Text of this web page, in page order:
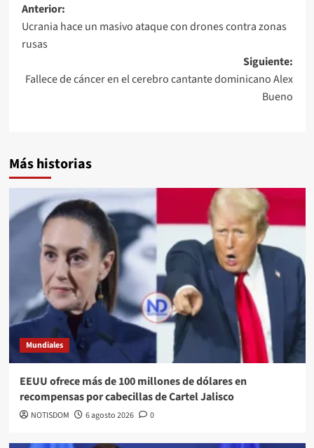
Anterior:
Ucrania hace un masivo ataque con drones contra zonas
rusas
Siguiente:
Fallece de cáncer en el cerebro cantante dominicano Alex
Bueno
Más historias
Mundiales
EEUU ofrece más de 100 millones de dólares en
recompensas por cabecillas de Cartel Jalisco
NOTISDOM 6 agosto 2026 0